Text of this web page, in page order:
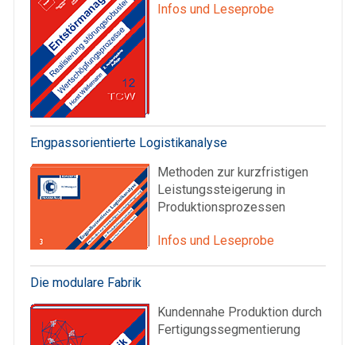
Infos und Leseprobe
Engpassorientierte Logistikanalyse
Methoden zur kurzfristigen
Leistungssteigerung in
Produktionsprozessen
Infos und Leseprobe
Die modulare Fabrik
Kundennahe Produktion durch
Fertigungssegmentierung